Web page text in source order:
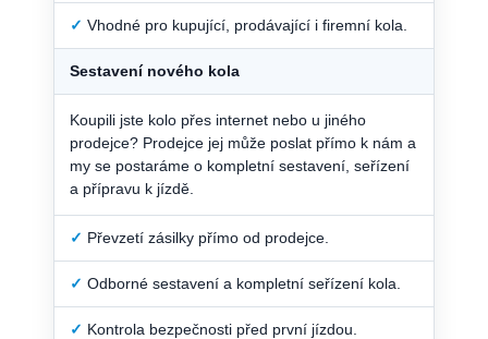
✓ Vhodné pro kupující, prodávající i firemní kola.
Sestavení nového kola
Koupili jste kolo přes internet nebo u jiného
prodejce? Prodejce jej může poslat přímo k nám a
my se postaráme o kompletní sestavení, seřízení
a přípravu k jízdě.
✓ Převzetí zásilky přímo od prodejce.
✓ Odborné sestavení a kompletní seřízení kola.
✓ Kontrola bezpečnosti před první jízdou.